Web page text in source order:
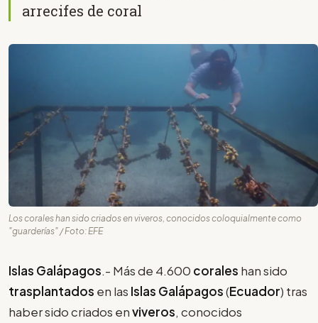
arrecifes de coral
Los corales han sido criados en viveros, conocidos coloquialmente como
"guarderías" / Foto: EFE
Islas Galápagos.- Más de 4.600 corales han sido
trasplantados en las Islas Galápagos(Ecuador) tras
haber sido criados enviveros, conocidos